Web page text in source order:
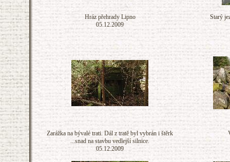
Hráz přehrady Lipno
05.12.2009
Starý
Zarážka na bývalé trati. Dál z tratě byl vybrán i štěrk
...snad na stavbu vedlejší silnice.
05.12.2009